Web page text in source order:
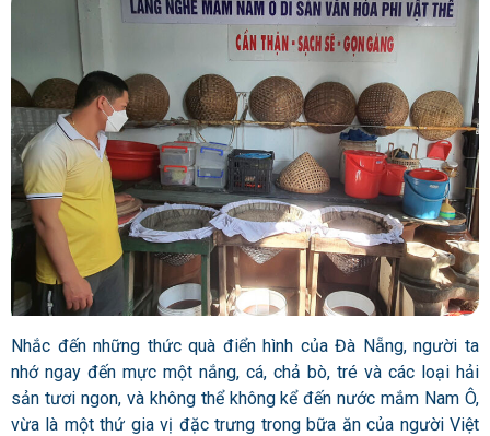
Nhắc đến những thức quà điển hình của Đà Nẵng, người ta
nhớ ngay đến mực một nắng, cá, chả bò, tré và các loại hải
sản tươi ngon, và không thể không kể đến nước mắm Nam Ô,
vừa là một thứ gia vị đặc trưng trong bữa ăn của người Việt